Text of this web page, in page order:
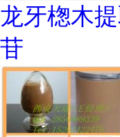
龙牙楤木
苷